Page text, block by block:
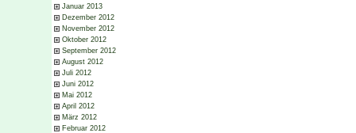
Januar 2013
Dezember 2012
November 2012
Oktober 2012
September 2012
August 2012
Juli 2012
Juni 2012
Mai 2012
April 2012
März 2012
Februar 2012